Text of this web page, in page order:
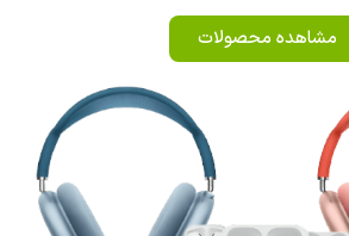
مشاهده محصولات